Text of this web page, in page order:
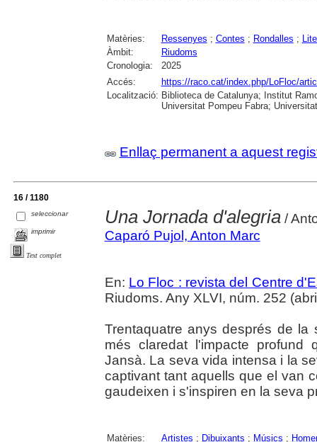
Matèries: Ressenyes ; Contes ; Rondalles ;
Àmbit:
Riudoms
Cronologia:
2025
Accés:
https://raco.cat/index.php/LoFloc/
Localització: Biblioteca de Catalunya; Institut
Universitat Pompeu Fabra;
Enllaç permanent a aquest
16 / 1180
seleccionar
imprimir
Text complet
Una Jornada d'alegria/
Caparó Pujol, Anton Marc
En: Lo Floc : revista del Centre
Riudoms. Any XLVI, núm. 252
Trentaquatre anys després de la
més claredat l'impacte
Jansà. La seva vida intensa i la
captivant tant aquells que el van
gaudeixen i s'inspiren en la seva
Matèries: Artistes ; Dibuixants ; Músics ;